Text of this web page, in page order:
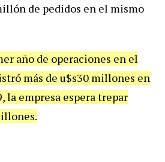
ón de pedidos en el mismo
año de operaciones en el
ó más de u$s30 millones en
,la empresa espera trepar
.